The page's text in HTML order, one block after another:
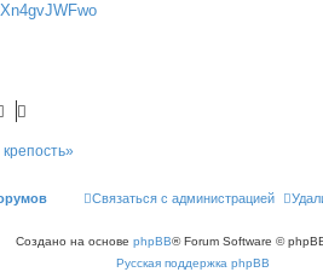
Связаться с администрацией
Создано на основе phpBB® Forum Software ©
Русская поддержка phpBB